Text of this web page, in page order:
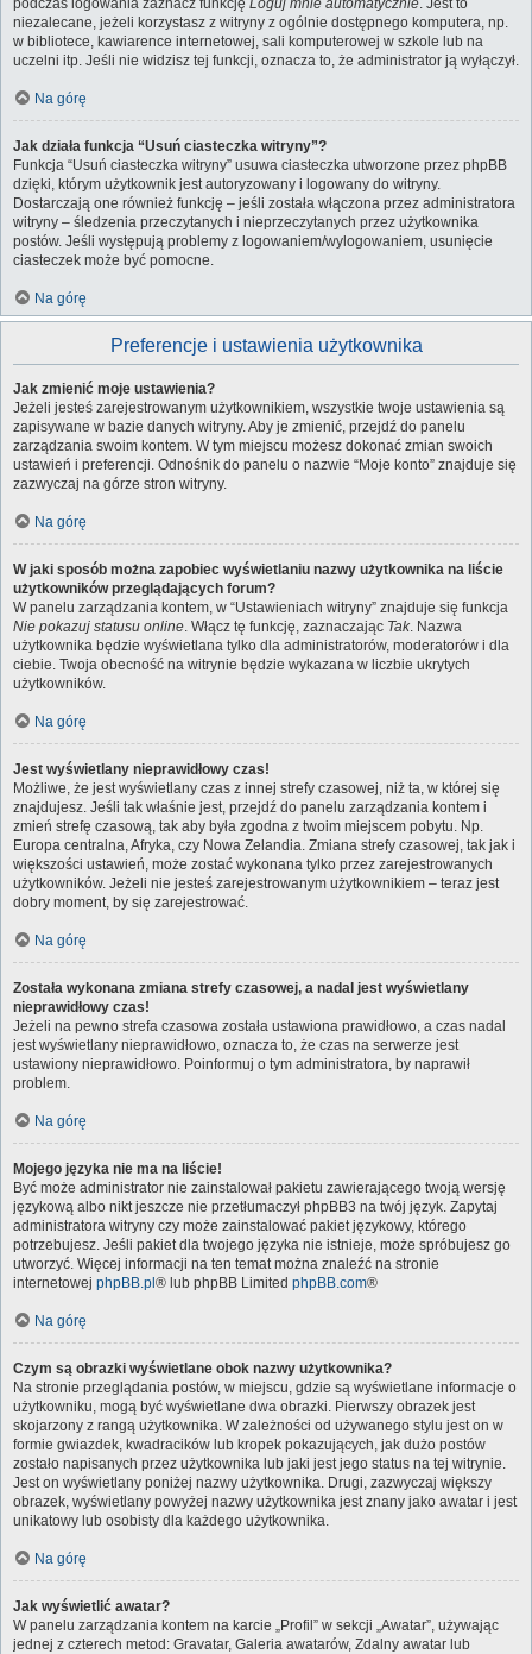
podczas logowania zaznacz funkcję Loguj mnie automatycznie. Jest to
niezalecane, jeżeli korzystasz z witryny z ogólnie dostępnego komputera, np.
w bibliotece, kawiarence internetowej, sali komputerowej w szkole lub na
uczelni itp. Jeśli nie widzisz tej funkcji, oznacza to, że administrator ją wyłączył.
Na górę
Jak działa funkcja “Usuń ciasteczka witryny”?
Funkcja “Usuń ciasteczka witryny” usuwa ciasteczka utworzone przez phpBB
dzięki, którym użytkownik jest autoryzowany i logowany do witryny.
Dostarczają one również funkcję – jeśli została włączona przez administratora
witryny – śledzenia przeczytanych i nieprzeczytanych przez użytkownika
postów. Jeśli występują problemy z logowaniem/wylogowaniem, usunięcie
ciasteczek może być pomocne.
Na górę
Preferencje i ustawienia użytkownika
Jak zmienić moje ustawienia?
Jeżeli jesteś zarejestrowanym użytkownikiem, wszystkie twoje ustawienia są
zapisywane w bazie danych witryny. Aby je zmienić, przejdź do panelu
zarządzania swoim kontem. W tym miejscu możesz dokonać zmian swoich
ustawień i preferencji. Odnośnik do panelu o nazwie “Moje konto” znajduje się
zazwyczaj na górze stron witryny.
Na górę
W jaki sposób można zapobiec wyświetlaniu nazwy użytkownika na liście
użytkowników przeglądających forum?
W panelu zarządzania kontem, w “Ustawieniach witryny” znajduje się funkcja
Nie pokazuj statusu online. Włącz tę funkcję, zaznaczając Tak. Nazwa
użytkownika będzie wyświetlana tylko dla administratorów, moderatorów i dla
ciebie. Twoja obecność na witrynie będzie wykazana w liczbie ukrytych
użytkowników.
Na górę
Jest wyświetlany nieprawidłowy czas!
Możliwe, że jest wyświetlany czas z innej strefy czasowej, niż ta, w której się
znajdujesz. Jeśli tak właśnie jest, przejdź do panelu zarządzania kontem i
zmień strefę czasową, tak aby była zgodna z twoim miejscem pobytu. Np.
Europa centralna, Afryka, czy Nowa Zelandia. Zmiana strefy czasowej, tak jak i
większości ustawień, może zostać wykonana tylko przez zarejestrowanych
użytkowników. Jeżeli nie jesteś zarejestrowanym użytkownikiem – teraz jest
dobry moment, by się zarejestrować.
Na górę
Została wykonana zmiana strefy czasowej, a nadal jest wyświetlany
nieprawidłowy czas!
Jeżeli na pewno strefa czasowa została ustawiona prawidłowo, a czas nadal
jest wyświetlany nieprawidłowo, oznacza to, że czas na serwerze jest
ustawiony nieprawidłowo. Poinformuj o tym administratora, by naprawił
problem.
Na górę
Mojego języka nie ma na liście!
Być może administrator nie zainstalował pakietu zawierającego twoją wersję
językową albo nikt jeszcze nie przetłumaczył phpBB3 na twój język. Zapytaj
administratora witryny czy może zainstalować pakiet językowy, którego
potrzebujesz. Jeśli pakiet dla twojego języka nie istnieje, może spróbujesz go
utworzyć. Więcej informacji na ten temat można znaleźć na stronie
internetowej phpBB.pl ® lub phpBB Limited phpBB.com®
Na górę
Czym są obrazki wyświetlane obok nazwy użytkownika?
Na stronie przeglądania postów, w miejscu, gdzie są wyświetlane informacje o
użytkowniku, mogą być wyświetlane dwa obrazki. Pierwszy obrazek jest
skojarzony z rangą użytkownika. W zależności od używanego stylu jest on w
formie gwiazdek, kwadracików lub kropek pokazujących, jak dużo postów
zostało napisanych przez użytkownika lub jaki jest jego status na tej witrynie.
Jest on wyświetlany poniżej nazwy użytkownika. Drugi, zazwyczaj większy
obrazek, wyświetlany powyżej nazwy użytkownika jest znany jako awatar i jest
unikatowy lub osobisty dla każdego użytkownika.
Na górę
Jak wyświetlić awatar?
W panelu zarządzania kontem na karcie „Profil” w sekcji „Awatar”, używając
jednej z czterech metod: Gravatar, Galeria awatarów, Zdalny awatar lub